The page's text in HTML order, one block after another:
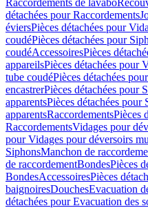
Raccordements de lavabo
détachées pour Raccordements
éviersPièces détachées pour
coudéPièces détachées pour
coudéAccessoiresPièces
appareilsPièces détachées pour
tube coudéPièces détachées
encastrerPièces détachées pour
apparentsPièces détachées pour
apparentsRaccordementsPièces
RaccordementsVidages pour
pour Vidages pour déversoirs
SiphonsManchon de
de raccordementBondesPièces
BondesAccessoiresPièces
baignoiresDouchesEvacuation
détachées pour Evacuation des